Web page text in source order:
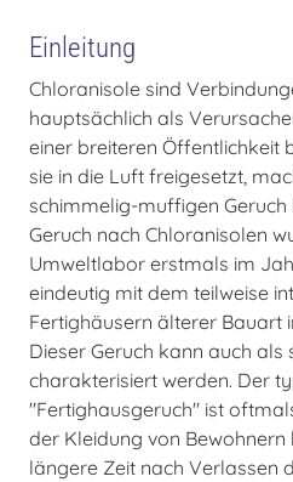
Einleitung
Chloranisole sind
hauptsächlich als
einer breiteren Öffentlichkeit
sie in die Luft freigesetzt,
schimmelig-muffigen
Geruch nach Chloranisolen
Umweltlabor erstmals im
eindeutig mit dem teilweise
Fertighäusern älterer Bauart
Dieser Geruch kann auch
charakterisiert werden. Der
"Fertighausgeruch" ist
der Kleidung von
längere Zeit nach Verlassen